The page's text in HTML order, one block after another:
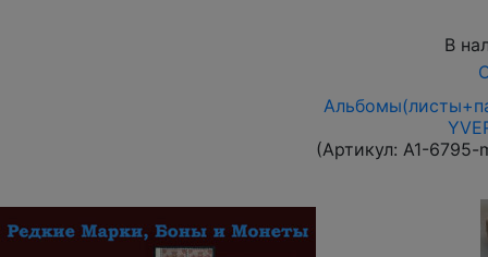
В
(Артикул: A1-6795-